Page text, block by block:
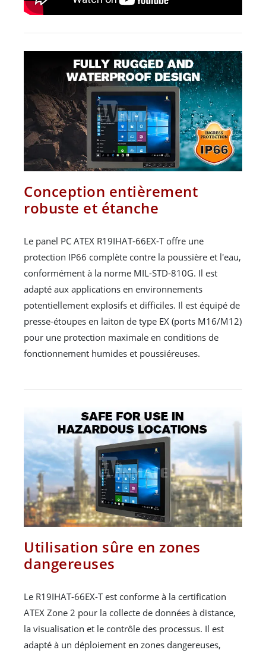
Conception entièrement
robuste et étanche
Le panel PC ATEX R19IHAT-66EX-T offre une
protection IP66 complète contre la poussière et l'eau,
conformément à la norme MIL-STD-810G. Il est
adapté aux applications en environnements
potentiellement explosifs et difficiles. Il est équipé de
presse-étoupes en laiton de type EX (ports M16/M12)
pour une protection maximale en conditions de
fonctionnement humides et poussiéreuses.
Utilisation sûre en zones
dangereuses
Le R19IHAT-66EX-T est conforme à la certification
ATEX Zone 2 pour la collecte de données à distance,
la visualisation et le contrôle des processus. Il est
adapté à un déploiement en zones dangereuses,